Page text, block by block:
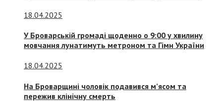
18.04.2025
У Броварській громаді щоденно о 9:00 у хвилину
мовчання лунатимуть метроном та Гімн України
18.04.2025
На Броварщині чоловік подавився м’ясом та
пережив клінічну смерть